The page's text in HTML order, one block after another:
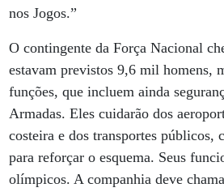
nos Jogos.”
O contingente da Força Nacional
estavam previstos 9,6 mil homens,
funções, que incluem ainda
Armadas. Eles cuidarão dos
costeira e dos transportes públicos,
para reforçar o esquema. Seus
olímpicos. A companhia deve